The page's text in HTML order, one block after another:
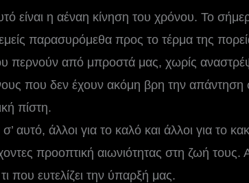
είναι η αέναη κίνηση του χρόνου. Το
παρασυρόμεθα προς το τέρμα της
περνούν από μπροστά μας, χωρίς
που δεν έχουν ακόμη βρη την
πίστη.
αυτό, άλλοι για το καλό και άλλοι για το
προοπτική αιωνιότητας στη ζωή τους.
που ευτελίζει την ύπαρξή μας.